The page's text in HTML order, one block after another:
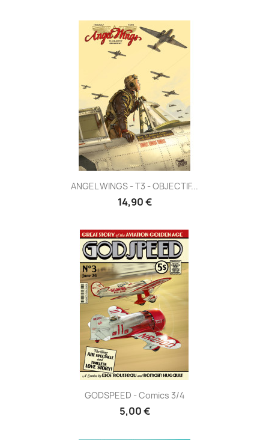
ANGEL WINGS - T3 - OBJECTIF...
14,90 €
GODSPEED - Comics 3/4
5,00 €